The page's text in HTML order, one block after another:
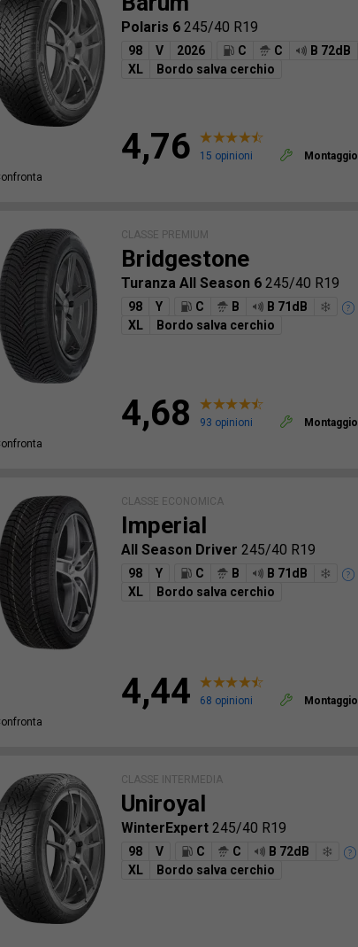
Polaris 6 245/40 R19
98 V 2026 C C
B 72dB
XL
Bordo salva cerchio
4,76 15 opinioni Montaggio
CLASSE PREMIUM
Bridgestone
Turanza All Season 6 245/40 R19
98 Y C B
B 71dB
XL
Bordo salva cerchio
4,68 93 opinioni Montaggio
CLASSE ECONOMICA
Imperial
All Season Driver 245/40 R19
98 Y C B
B 71dB
XL
Bordo salva cerchio
4,44 68 opinioni Montaggio
CLASSE INTERMEDIA
Uniroyal
WinterExpert 245/40 R19
98 V C C
B 72dB
XL
Bordo salva cerchio